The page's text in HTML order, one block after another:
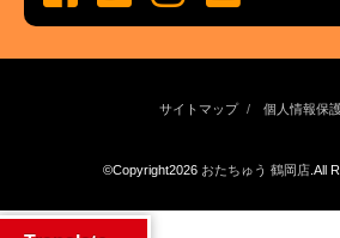
サイトマップ 個人情報保
©Copyright2026 おたちゅう 鶴岡店 .All